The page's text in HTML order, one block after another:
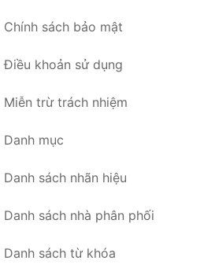
Chính sách bảo mật
Điều khoản sử dụng
Miễn trừ trách nhiệm
Danh mục
Danh sách nhãn hiệu
Danh sách nhà phân phối
Danh sách từ khóa